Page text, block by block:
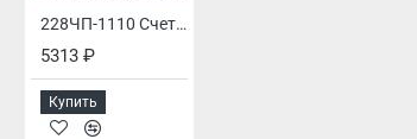
228ЧП-1110 Счетчик моточасов
5313 ₽
Купить